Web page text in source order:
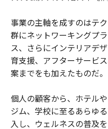
事業の主軸を成すのはテ
群にネットワーキングプ
ス、さらにインテリアデ
育支援、アフターサービ
案までをも加えたものだ。
個人の顧客から、ホテル
ジム、学校に至るあらゆ
入し、ウェルネスの普及